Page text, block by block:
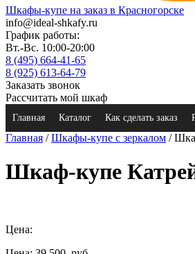
Шкафы-купе на заказ в Красногорске
info@ideal-shkafy.ru
График работы:
Вт.-Вс. 10:00-20:00
8 (495) 664-41-65
8 (925) 613-64-79
Заказать звонок
Рассчитать мой шкаф
Главная Каталог Как сделать заказ
Главная /Шкафы-купе с зеркалом /
Шкаф-купе
Цена: